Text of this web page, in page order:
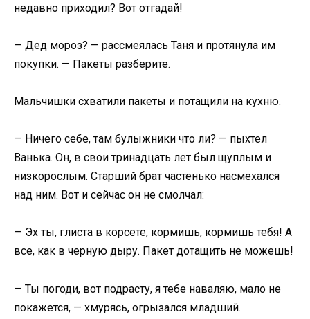
недавно приходил? Вот отгадай!
— Дед мороз? — рассмеялась Таня и протянула им
покупки. — Пакеты разберите.
Мальчишки схватили пакеты и потащили на кухню.
— Ничего себе, там булыжники что ли? — пыхтел
Ванька. Он, в свои тринадцать лет был щуплым и
низкорослым. Старший брат частенько насмехался
над ним. Вот и сейчас он не смолчал:
— Эх ты, глиста в корсете, кормишь, кормишь тебя! А
все, как в черную дыру. Пакет дотащить не можешь!
— Ты погоди, вот подрасту, я тебе наваляю, мало не
покажется, — хмурясь, огрызался младший.